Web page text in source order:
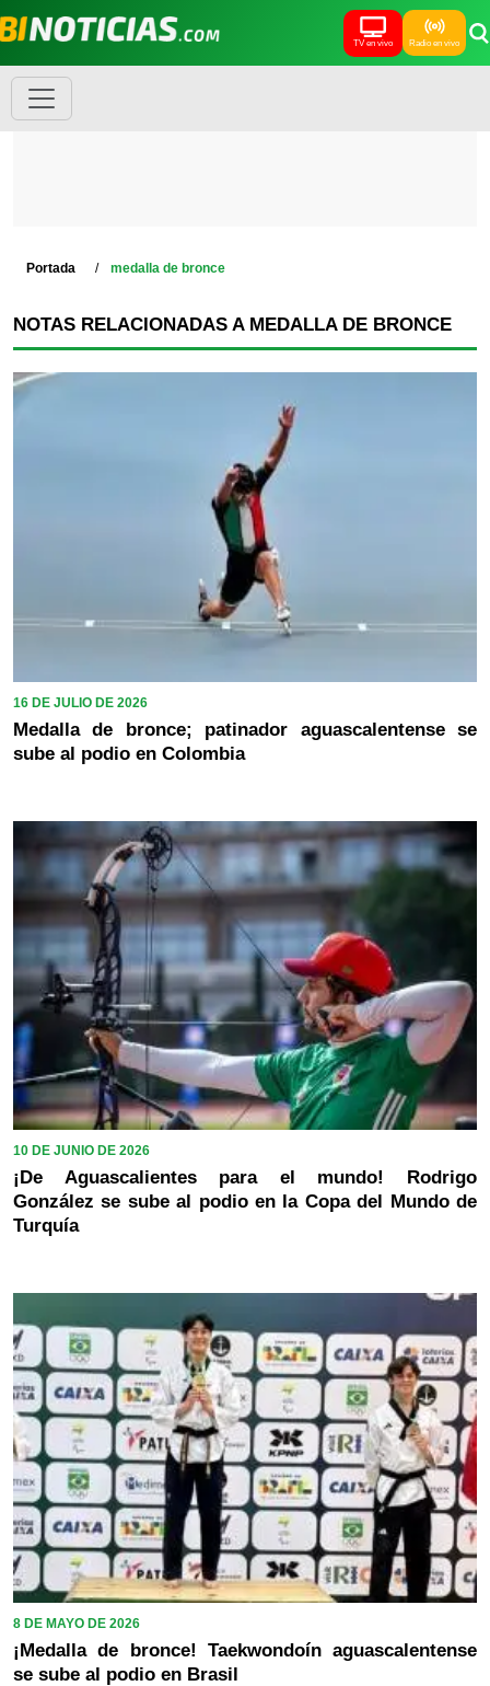
TV en vivo Radio en vivo
Portada medalla de bronce
NOTAS RELACIONADAS A MEDALLA DE BRONCE
16 DE JULIO DE 2026
Medalla de bronce; patinador aguascalentense se
sube al podio en Colombia
10 DE JUNIO DE 2026
¡De Aguascalientes para el mundo! Rodrigo
González se sube al podio en la Copa del Mundo de
Turquía
8 DE MAYO DE 2026
¡Medalla de bronce! Taekwondoín aguascalentense
se sube al podio en Brasil